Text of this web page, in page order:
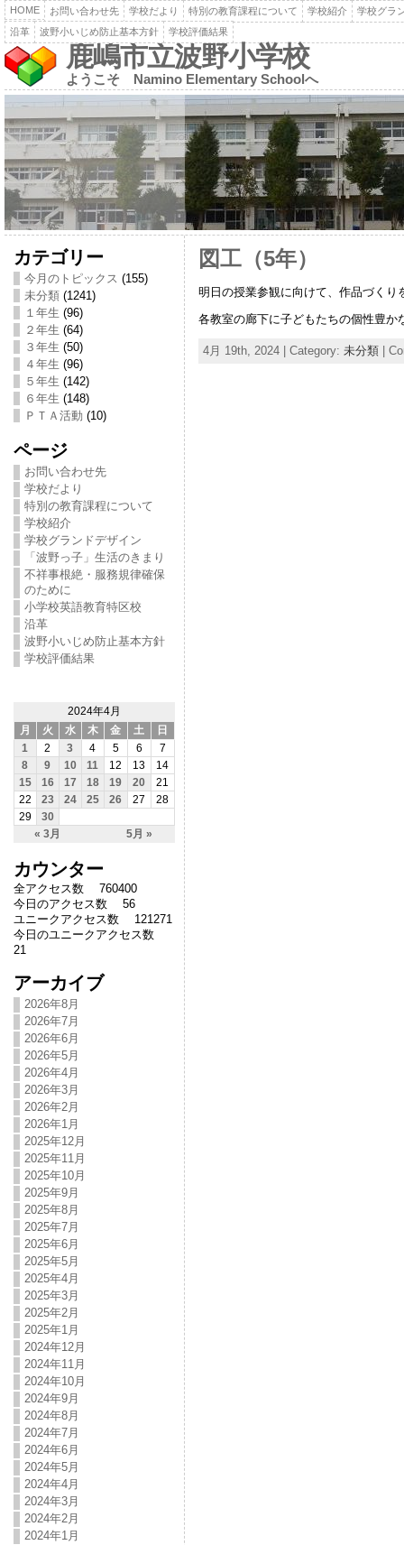
HOME お問い合わせ先 学校だより 特別の教育課程について 学校紹介
学校グラ
沿革
波野小いじめ防止基本方針 学校評価結果
鹿嶋市立波野小学校
ようこそ Namino Elementary Schoolへ
カテゴリー
今月のトピックス (155)
未分類(1241)
１年生 (96)
２年生 (64)
３年生 (50)
４年生 (96)
５年生 (142)
６年生 (148)
ＰＴＡ活動 (10)
ページ
お問い合わせ先
学校だより
特別の教育課程について
学校紹介
学校グランドデザイン
「波野っ子」生活のきまり
不祥事根絶・服務規律確保
のために
小学校英語教育特区校
沿革
波野小いじめ防止基本方針
学校評価結果
2024年4月
月
火 水 木 金 土 日
« 3月 5月 »
1 2 3 4 5 6
7
8
9 10 11 12 13
14
15
16 17 18 19 20
21
22
23 24 25 26 27
28
29
30
カウンター
全アクセス数 760400
今日のアクセス数 56
ユニークアクセス数 121271
今日のユニークアクセス数
21
アーカイブ
2026年8月
2026年7月
2026年6月
2026年5月
2026年4月
2026年3月
2026年2月
2026年1月
2025年12月
2025年11月
2025年10月
2025年9月
2025年8月
2025年7月
2025年6月
2025年5月
2025年4月
2025年3月
2025年2月
2025年1月
2024年12月
2024年11月
2024年10月
2024年9月
2024年8月
2024年7月
2024年6月
2024年5月
2024年4月
2024年3月
2024年2月
2024年1月
図工（5年）
明日の授業参観に向けて、作品づくり
各教室の廊下に子どもたちの個性豊か
4月 19th, 2024 | Category: 未分類|